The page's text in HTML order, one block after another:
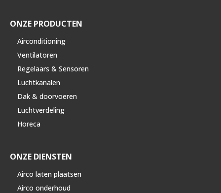
ONZE PRODUCTEN
Airconditioning
Ventilatoren
Regelaars & Sensoren
Luchtkanalen
Dak & doorvoeren
Luchtverdeling
Horeca
ONZE DIENSTEN
Airco laten plaatsen
Airco onderhoud